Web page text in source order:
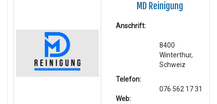
MD Reinigung
Anschrift:
8400
Winterthur,
Schweiz
Telefon:
076 562 17 31
Web: